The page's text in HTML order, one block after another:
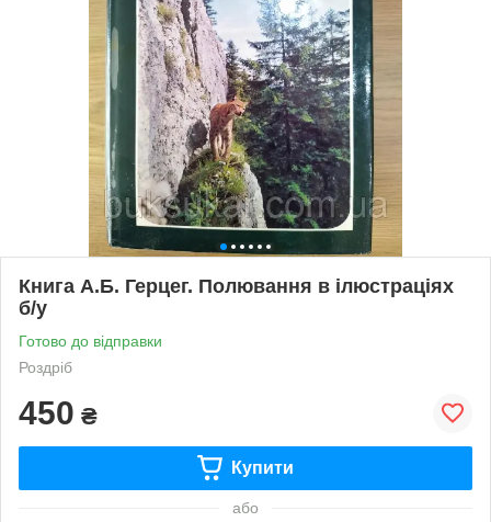
Книга А.Б. Герцег. Полювання в ілюстраціях
б/у
Готово до відправки
Роздріб
450 ₴
Купити
або